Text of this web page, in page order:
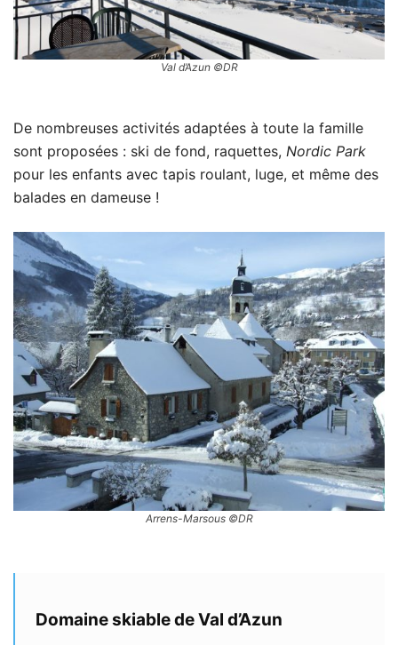
Val d’Azun ©DR
De nombreuses activités adaptées à toute la famille
sont proposées : ski de fond, raquettes, Nordic Park
pour les enfants avec tapis roulant, luge, et même des
balades en dameuse !
Arrens-Marsous ©DR
Domaine skiable de Val d’Azun